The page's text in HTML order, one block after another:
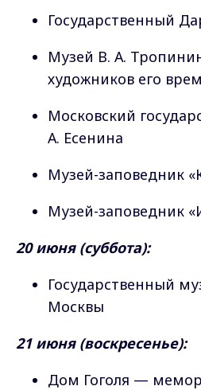
Государственный
Музей В. А.
художников его
Московский
А. Есенина
Музей-заповедник
Музей-заповедник
20 июня (суббота):
Государственный
Москвы
21 июня (воскресенье):
Дом Гоголя —